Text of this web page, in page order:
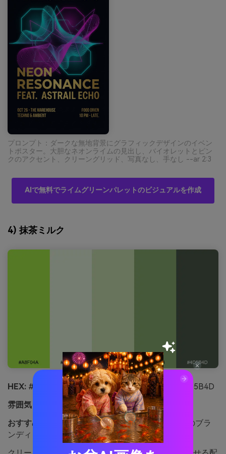
プロンプト：ダークな無地背景にグラフィックデザインのイベン
トポスター。大胆なネオンライムの見出し、バイオレットとピン
クのアクセント、クリーングリッド、写真なし、手なし --ar 2:3
AIで無料でライムグリーンパレットのビジュアルを作成
4) 抹茶ミルク
HEX: #A8F04A #EAF7E1 #CFE7B8 #8BB174 #4D5B4D
雰囲気：
やさしい、居心地よい、フレッシュ
おすすめ用途：カフェメニューやライフスタイルのブラ
ンディング